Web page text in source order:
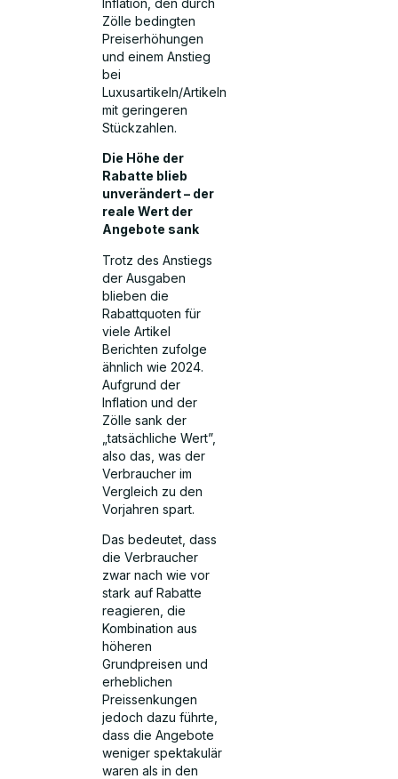
Zölle bedingten
Preiserhöhungen
und einem Anstieg
bei
Luxusartikeln/Artikeln
mit geringeren
Stückzahlen.
Die Höhe der
Rabatte blieb
unverändert – der
reale Wert der
Angebote sank
Trotz des Anstiegs
der Ausgaben
blieben die
Rabattquoten für
viele Artikel
Berichten zufolge
ähnlich wie 2024.
Aufgrund der
Inflation und der
Zölle sank der
„tatsächliche Wert”,
also das, was der
Verbraucher im
Vergleich zu den
Vorjahren spart.
Das bedeutet, dass
die Verbraucher
zwar nach wie vor
stark auf Rabatte
reagieren, die
Kombination aus
höheren
Grundpreisen und
erheblichen
Preissenkungen
jedoch dazu führte,
dass die Angebote
weniger spektakulär
waren als in den